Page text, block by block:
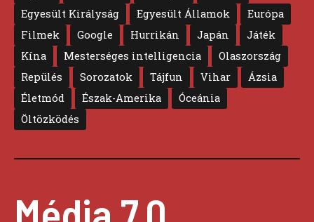
Egyesült Királyság
Egyesült Államok
Európa
Filmek
Google Hurrikán Japán
Játék
Kína
Mesterséges intelligencia
Olaszország
Repülés
Sorozatok Tájfun Vihar
Ázsia
Életmód
Észak-Amerika
Óceánia
Öltözködés